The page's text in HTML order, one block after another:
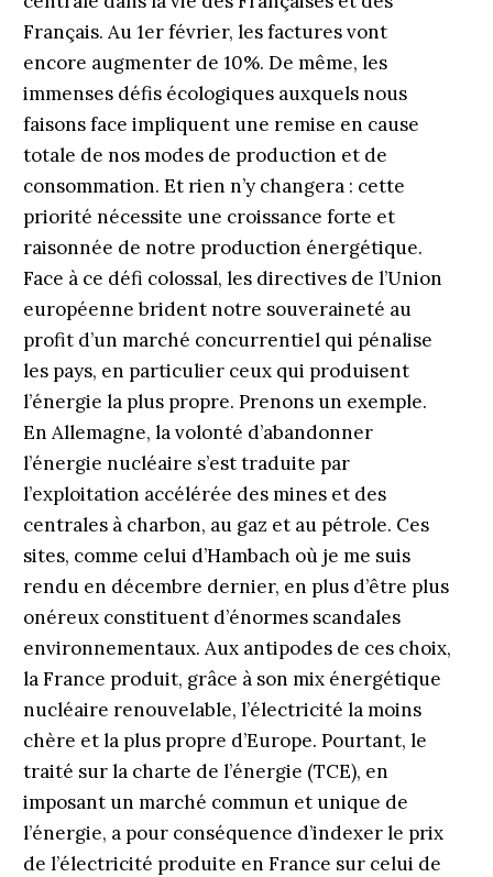
Français. Au 1er février, les factures vont
encore augmenter de 10%. De même, les
immenses défis écologiques auxquels nous
faisons face impliquent une remise en cause
totale de nos modes de production et de
consommation. Et rien n’y changera : cette
priorité nécessite une croissance forte et
raisonnée de notre production énergétique.
Face à ce défi colossal, les directives de l’Union
européenne brident notre souveraineté au
profit d’un marché concurrentiel qui pénalise
les pays, en particulier ceux qui produisent
l’énergie la plus propre. Prenons un exemple.
En Allemagne, la volonté d’abandonner
l’énergie nucléaire s’est traduite par
l’exploitation accélérée des mines et des
centrales à charbon, au gaz et au pétrole. Ces
sites, comme celui d’Hambach où je me suis
rendu en décembre dernier, en plus d’être plus
onéreux constituent d’énormes scandales
environnementaux. Aux antipodes de ces choix,
la France produit, grâce à son mix énergétique
nucléaire renouvelable, l’électricité la moins
chère et la plus propre d’Europe. Pourtant, le
traité sur la charte de l’énergie (TCE), en
imposant un marché commun et unique de
l’énergie, a pour conséquence d’indexer le prix
de l’électricité produite en France sur celui de